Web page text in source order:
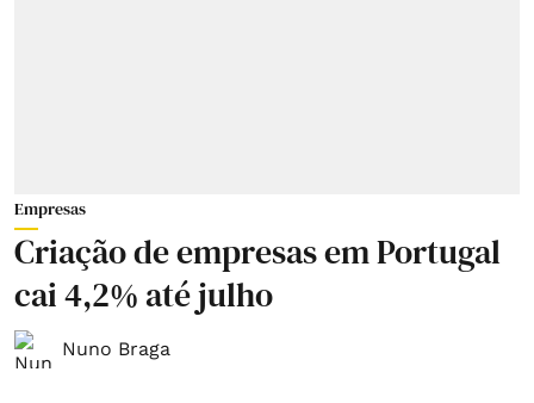
Empresas
Criação de empresas em Portugal
cai 4,2% até julho
Nuno Braga